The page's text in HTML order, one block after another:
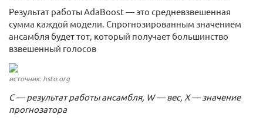
Результат работы AdaBoost — это средневзвешенная
сумма каждой модели. Спрогнозированным значением
ансамбля будет тот, который получает большинство
взвешенный голосов
источник: hsto.org
C — результат работы ансамбля, W — вес, X — значение
прогнозатора